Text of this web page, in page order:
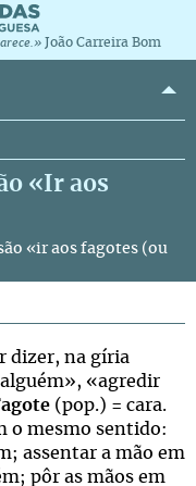
João Carreira Bom
«Ir aos
«ir aos fagotes (ou
dizer, na gíria
«agredir
(pop.) = cara.
o mesmo sentido:
assentar a mão em
pôr as mãos em